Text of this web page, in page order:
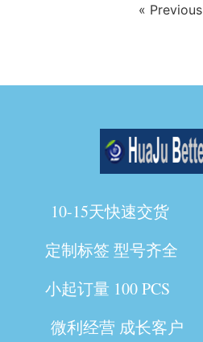
« Previous
10-15天快速交货
定制标签 型号齐全
小起订量 100 PCS
微利经营 成长客户